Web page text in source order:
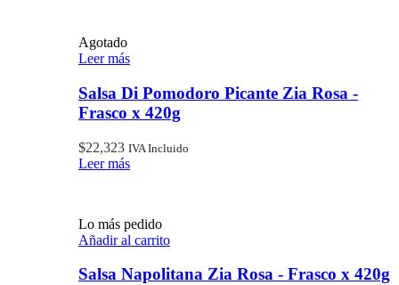
Agotado
Leer más
Salsa Di Pomodoro Picante Zia Rosa -
Frasco x 420g
$22,323 IVA Incluido
Leer más
Lo más pedido
Añadir al carrito
Salsa Napolitana Zia Rosa - Frasco x 420g